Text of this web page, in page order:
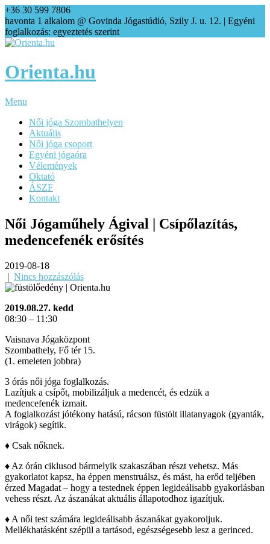
+36 30 599 7806
havonta 1 alkalom @ Govinda Jógastúdió, Szily J. u. 12. | Egyéni
foglalkozás: egyeztetés szerint
Orienta.hu
Menu
Női jóga Szombathelyen
Aktuális
Női jóga csoport
Egyéni jógaóra
Vélemények
Oktató
ÁSZF
Kontakt
Női Jógaműhely Ágival | Csípőlazítás,
medencefenék erősítés
2019-08-18
| Nincs hozzászólás
2019.08.27. kedd
08:30 – 11:30
Vaisnava Jógaközpont
Szombathely, Fő tér 15.
(1. emeleten jobbra)
3 órás női jóga foglalkozás.
Lazítjuk a csípőt, mobilizáljuk a medencét, és edzük a
medencefenék izmait.
A foglalkozást jótékony hatású, rácson füstölt illatanyagok (gyanták,
virágok) segítik.
♦ Csak nőknek.
♦ Az órán ciklusod bármelyik szakaszában részt vehetsz. Más
gyakorlatot kapsz, ha éppen menstruálsz, és mást, ha erőd teljében
érzed Magadat – hogy a testednek éppen legideálisabb gyakorlásban
vehess részt. Az ászanákat aktuális állapotodhoz igazítjuk.
♦ A női test számára legideálisabb ászanákat gyakoroljuk.
Mellékhatásként szépül a tartásod, egészségesebb lesz a gerinced.